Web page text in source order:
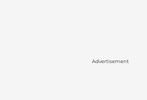
Advertisement